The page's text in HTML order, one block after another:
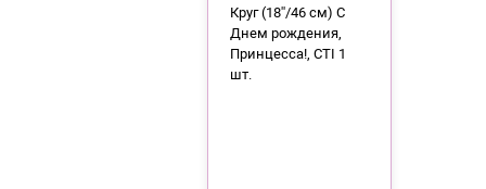
Круг (18''/46 см) С
Днем рождения,
Принцесса!, CTI 1
шт.